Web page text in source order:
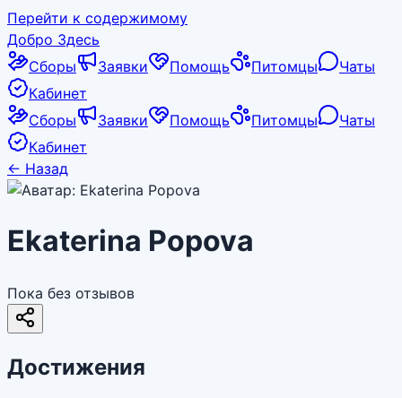
Перейти к содержимому
Добро Здесь
Сборы
Заявки Помощь Питомцы
Чаты
Кабинет
Сборы
Заявки Помощь Питомцы
Чаты
Кабинет
← Назад
Ekaterina Popova
Пока без отзывов
Достижения